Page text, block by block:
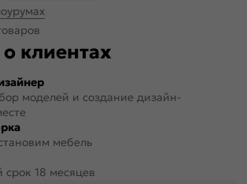
клиентах
моделей и создание дизайн-
мебель
срок 18 месяцев